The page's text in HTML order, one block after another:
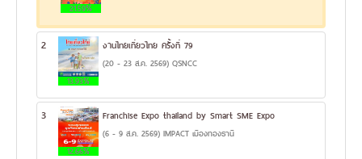
21.59%
2
13.93%
งานไทยเที่ยวไทย ครั้งที่ 79
(20 - 23 ส.ค. 2569) QSNCC
3
12.66%
Franchise Expo thailand by Smart SME Expo
(6 - 9 ส.ค. 2569) IMPACT เมืองทองธานี